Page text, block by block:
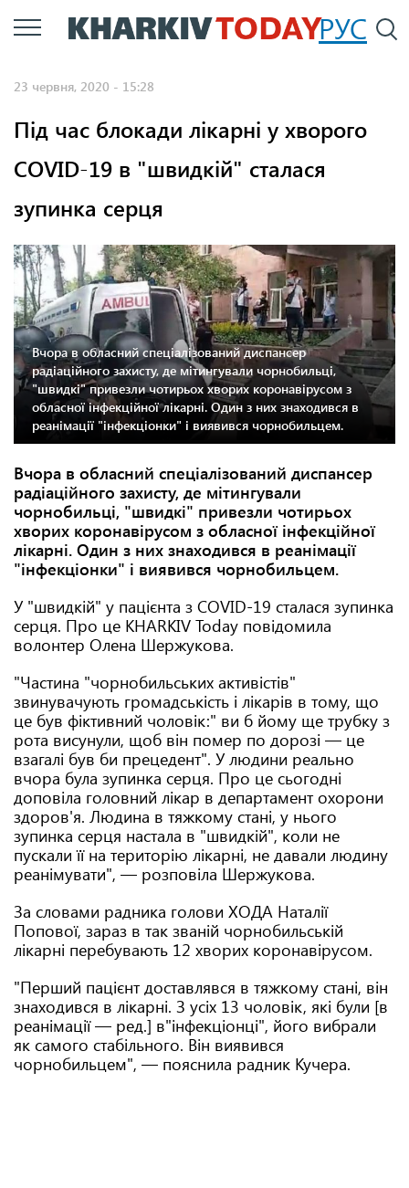
Перейти
до
РУС
23 червня, 2020 - 15:28
Під час блокади лікарні у хворого
COVID-19 в "швидкій" сталася
зупинка серця
Вчора в обласний спеціалізований диспансер
радіаційного захисту, де мітингували чорнобильці,
"швидкі" привезли чотирьох хворих коронавірусом з
обласної інфекційної лікарні. Один з них знаходився в
реанімації "інфекціонки" і виявився чорнобильцем.
Вчора в обласний спеціалізований диспансер
радіаційного захисту, де мітингували
чорнобильці, "швидкі" привезли чотирьох
хворих коронавірусом з обласної інфекційної
лікарні. Один з них знаходився в реанімації
"інфекціонки" і виявився чорнобильцем.
У "швидкій" у пацієнта з COVID-19 сталася зупинка
серця. Про це KHARKIV Today повідомила
волонтер Олена Шержукова.
"Частина "чорнобильських активістів"
звинувачують громадськість і лікарів в тому, що
це був фіктивний чоловік:" ви б йому ще трубку з
рота висунули, щоб він помер по дорозі — це
взагалі був би прецедент". У людини реально
вчора була зупинка серця. Про це сьогодні
доповіла головний лікар в департамент охорони
здоров'я. Людина в тяжкому стані, у нього
зупинка серця настала в "швидкій", коли не
пускали її на територію лікарні, не давали людину
реанімувати", — розповіла Шержукова.
За словами радника голови ХОДА Наталії
Попової, зараз в так званій чорнобильській
лікарні перебувають 12 хворих коронавірусом.
"Перший пацієнт доставлявся в тяжкому стані, він
знаходився в лікарні. З усіх 13 чоловік, які були [в
реанімації — ред.] в"інфекціонці", його вибрали
як самого стабільного. Він виявився
чорнобильцем", — пояснила радник Кучера.